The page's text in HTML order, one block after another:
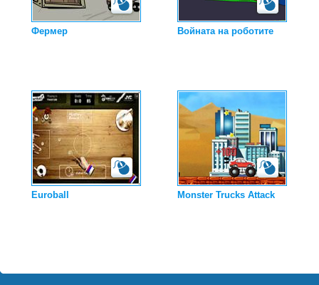
Фермер Войната на роботите
Euroball Monster Trucks Attack